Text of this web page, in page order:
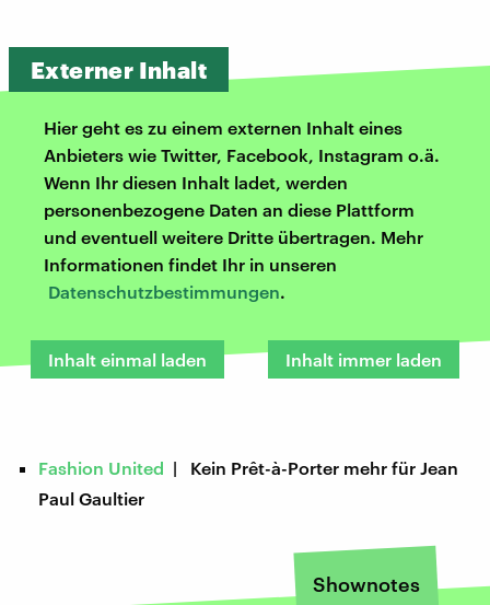
Externer Inhalt
Hier geht es zu einem externen Inhalt eines
Anbieters wie Twitter, Facebook, Instagram o.ä.
Wenn Ihr diesen Inhalt ladet, werden
personenbezogene Daten an diese Plattform
und eventuell weitere Dritte übertragen. Mehr
Informationen findet Ihr in unseren
Datenschutzbestimmungen.
Inhalt einmal laden Inhalt immer laden
Fashion United | Kein Prêt-à-Porter mehr für Jean
Paul Gaultier
Shownotes